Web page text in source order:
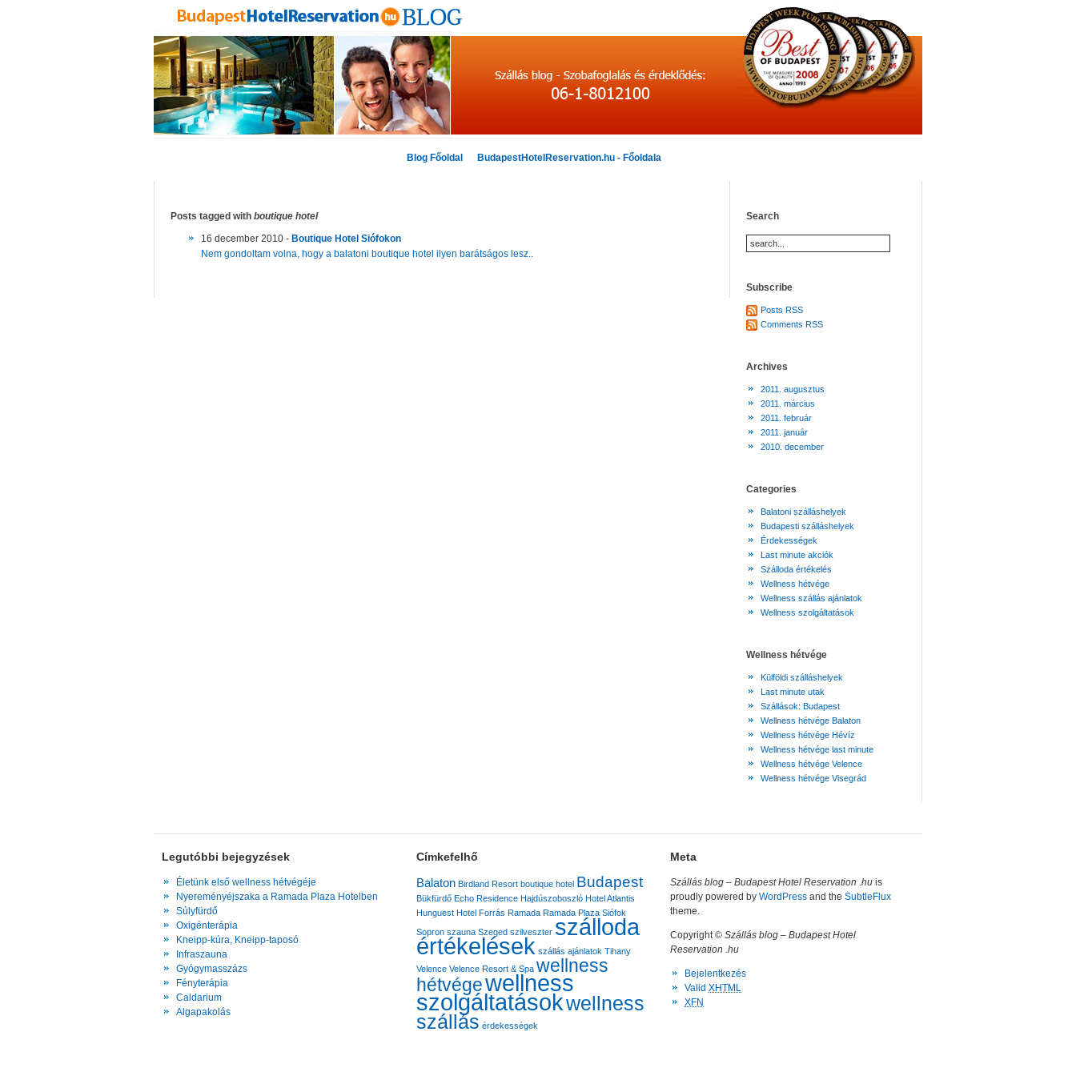
Blog Főoldal BudapestHotelReservation.hu - Főoldala
Posts tagged with boutique hotel
16 december 2010 - Boutique Hotel Siófokon
Nem gondoltam volna, hogy a balatoni boutique hotel ilyen barátságos lesz..
Search
Subscribe
Posts RSS
Comments RSS
Archives
2011. augusztus
2011. március
2011. február
2011. január
2010. december
Categories
Balatoni szálláshelyek
Budapesti szálláshelyek
Érdekességek
Last minute akciók
Szálloda értékelés
Wellness hétvége
Wellness szállás ajánlatok
Wellness szolgáltatások
Wellness hétvége
Külföldi szálláshelyek
Last minute utak
Szállások: Budapest
Wellness hétvége Balaton
Wellness hétvége Hévíz
Wellness hétvége last minute
Wellness hétvége Velence
Wellness hétvége Visegrád
Legutóbbi bejegyzések
Életünk első wellness hétvégéje
Nyereményéjszaka a Ramada Plaza Hotelben
Súlyfürdő
Oxigénterápia
Kneipp-kúra, Kneipp-taposó
Infraszauna
Gyógymasszázs
Fényterápia
Caldarium
Algapakolás
Címkefelhő
Balaton Birdland Resort boutique hotel Budapest
Bükfürdő Echo Residence Hajdúszoboszló Hotel Atlantis
Hunguest Hotel Forrás Ramada Ramada Plaza Siófok
Sopron szauna Szeged szilveszter szálloda
értékelések szállás ajánlatok Tihany
Velence Velence Resort & Spa wellness
hétvégewellness
szolgáltatásokwellness
szállás érdekességek
Meta
Szállás blog – Budapest Hotel Reservation .hu is
proudly powered byWordPress and theSubtleFlux
theme.
Copyright ©Szállás blog – Budapest Hotel
Reservation .hu
Bejelentkezés
ValidXHTML
XFN